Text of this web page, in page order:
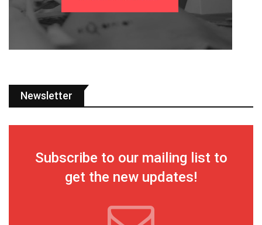
Newsletter
Subscribe to our mailing list to
get the new updates!